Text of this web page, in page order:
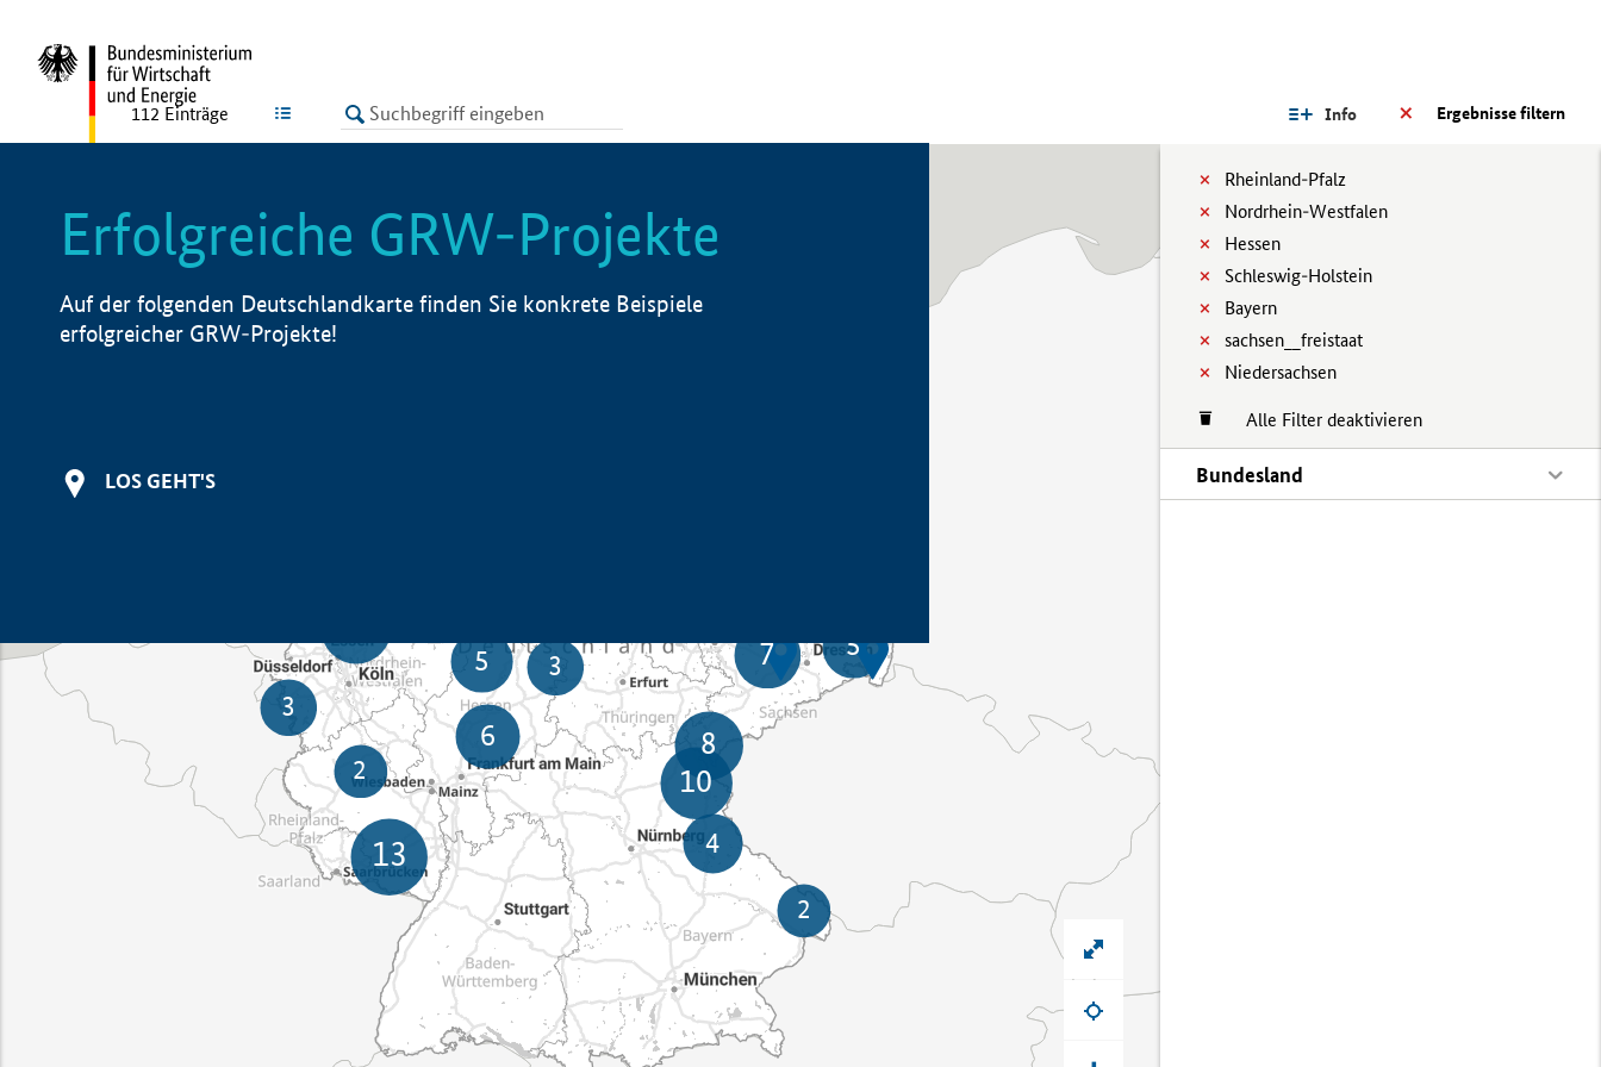
LISTE Ergebnisse filtern
Info
Rheinland-Pfalz
Nordrhein-Westfalen
Hessen
Schleswig-Holstein
Bayern
sachsen__freistaat
Niedersachsen
Alle Filter deaktivieren
Bundesland
112 Einträge
Erfolgreiche GRW-Projekte
Auf der folgenden Deutschlandkarte finden Sie konkrete Beispiele
erfolgreicher GRW-Projekte!
LOS GEHT'S